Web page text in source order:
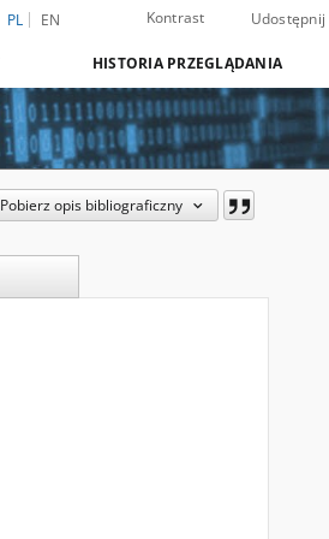
PL EN Kontrast Udostępnij
HISTORIA PRZEGLĄDANIA
Pobierz opis bibliograficzny